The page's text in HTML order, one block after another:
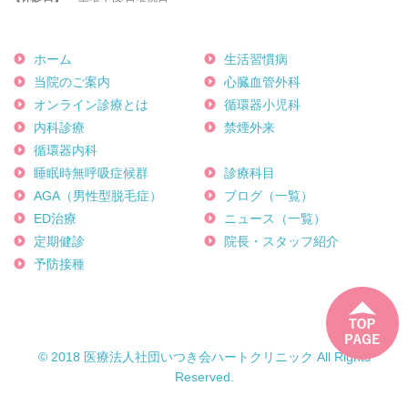
ホーム
当院のご案内
オンライン診療とは
内科診療
循環器内科
生活習慣病
心臓血管外科
循環器小児科
禁煙外来
睡眠時無呼吸症候群
AGA（男性型脱毛症）
ED治療
定期健診
予防接種
診療科目
ブログ（一覧）
ニュース（一覧）
院長・スタッフ紹介
© 2018 医療法人社団いつき会ハートクリニック All Rights
Reserved.